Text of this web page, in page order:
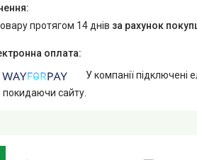
протягом 14 днів за рахунок
У компанії підключені
сайту.